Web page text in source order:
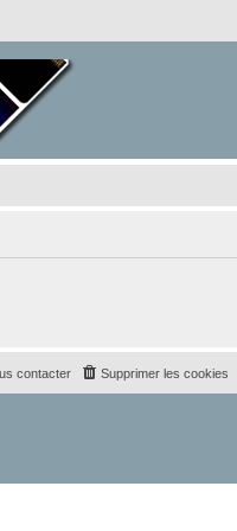
Supprimer les cookies
contacter